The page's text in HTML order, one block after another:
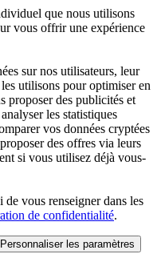
que nous utilisons
vous offrir une expérience
sur nos utilisateurs, leur
utilisons pour optimiser en
proposer des publicités et
les statistiques
vos données cryptées
des offres via leurs
si vous utilisez déjà vous-
vous renseigner dans les
de confidentialité.
Personnaliser les paramètres